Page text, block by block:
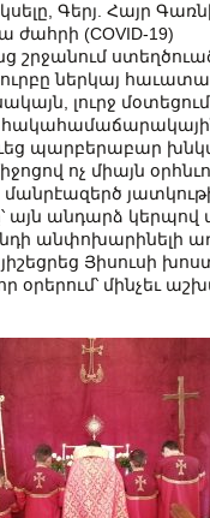
Գերյ. Հայր
(COVID-19)
ներկայ
լուրջ մօտեցում
պարբերաբար
ոչ միայն
մանրէազերծ
այն անդարձ կերպով
անփոխարինելի
Յիսուսի
օրե­րում՝ մին­չեւ